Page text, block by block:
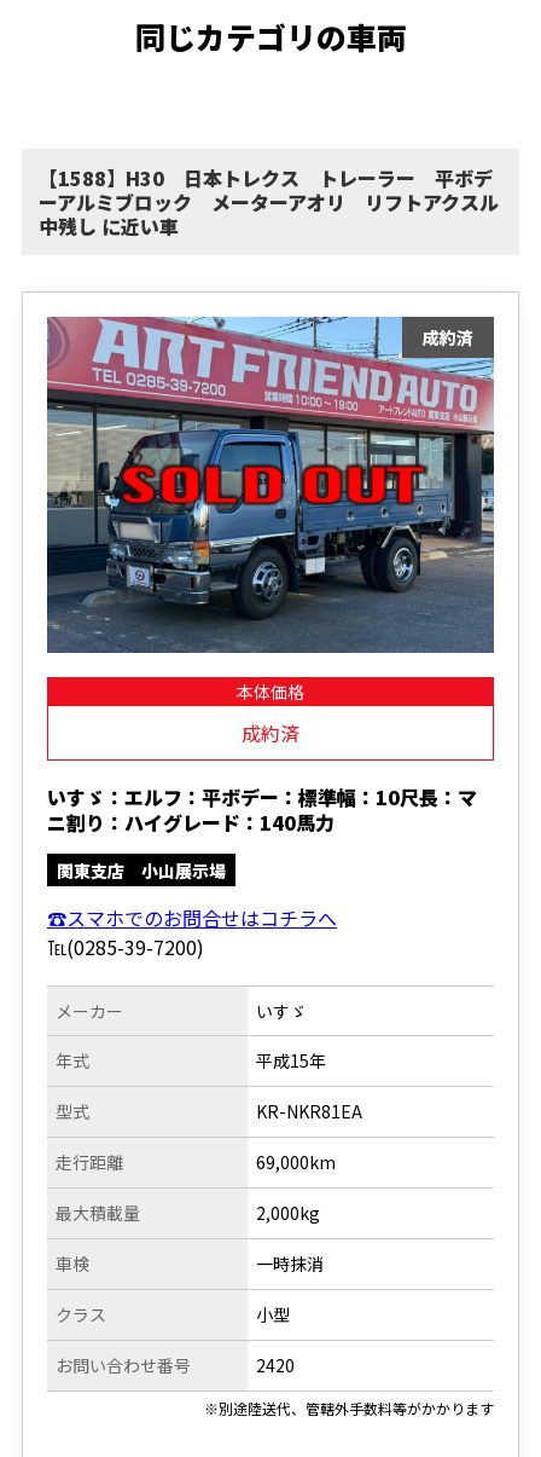
同じカテゴリの車両
【1588】H30 日本トレクス トレーラー 平ボデ
ーアルミブロック メーターアオリ リフトアクスル
中残し に近い車
本体価格
成約済
いすゞ：エルフ：平ボデー：標準幅：10尺長：マ
ニ割り：ハイグレード：140馬力
関東支店 小山展示場
☎スマホでのお問合せはコチラへ
℡(0285-39-7200)
メーカー
年式
型式
走行距離
いすゞ
平成15年
KR-NKR81EA
69,000km
最大積載量
車検
クラス
お問い合わせ番号
2,000kg
一時抹消
小型
2420
※別途陸送代、管轄外手数料等がかかります